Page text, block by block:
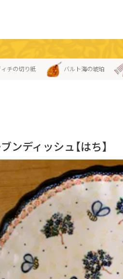
チの切り紙 バルト海の琥珀
ンディッシュ【はち】